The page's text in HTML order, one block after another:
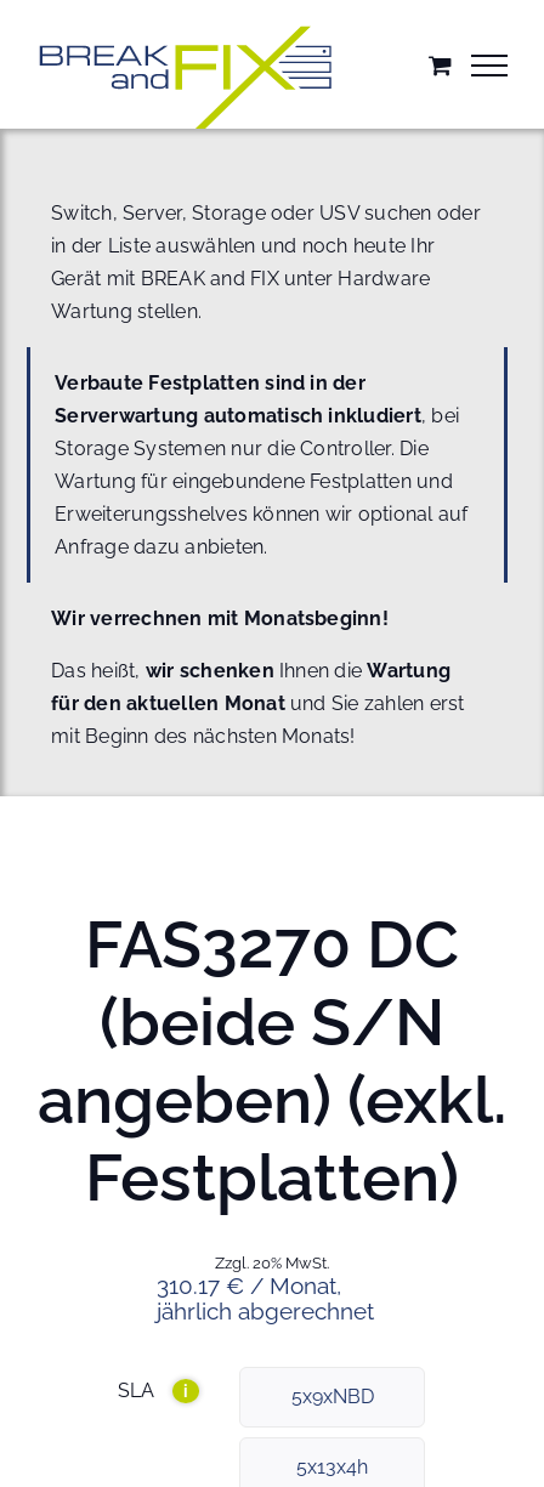
springen
Switch, Server, Storage oder USV suchen oder
in der Liste auswählen und noch heute Ihr
Gerät mit BREAK and FIX unter Hardware
Wartung stellen.
Verbaute Festplatten sind in der
Serverwartung automatisch inkludiert, bei
Storage Systemen nur die Controller. Die
Wartung für eingebundene Festplatten und
Erweiterungsshelves können wir optional auf
Anfrage dazu anbieten.
Wir verrechnen mit Monatsbeginn!
Das heißt, wir schenken Ihnen dieWartung
für den aktuellen Monat und Sie zahlen erst
mit Beginn des nächsten Monats!
FAS3270 DC
(beide S/N
angeben) (exkl.
Festplatten)
310.17 € / Monat,
jährlich abgerechnet
Zzgl. 20% MwSt.
SLA i 5x9xNBD
5x13x4h